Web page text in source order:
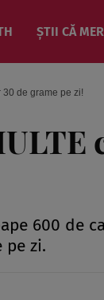
ȘTII CĂ
de grame pe zi!
600 de
pe zi.